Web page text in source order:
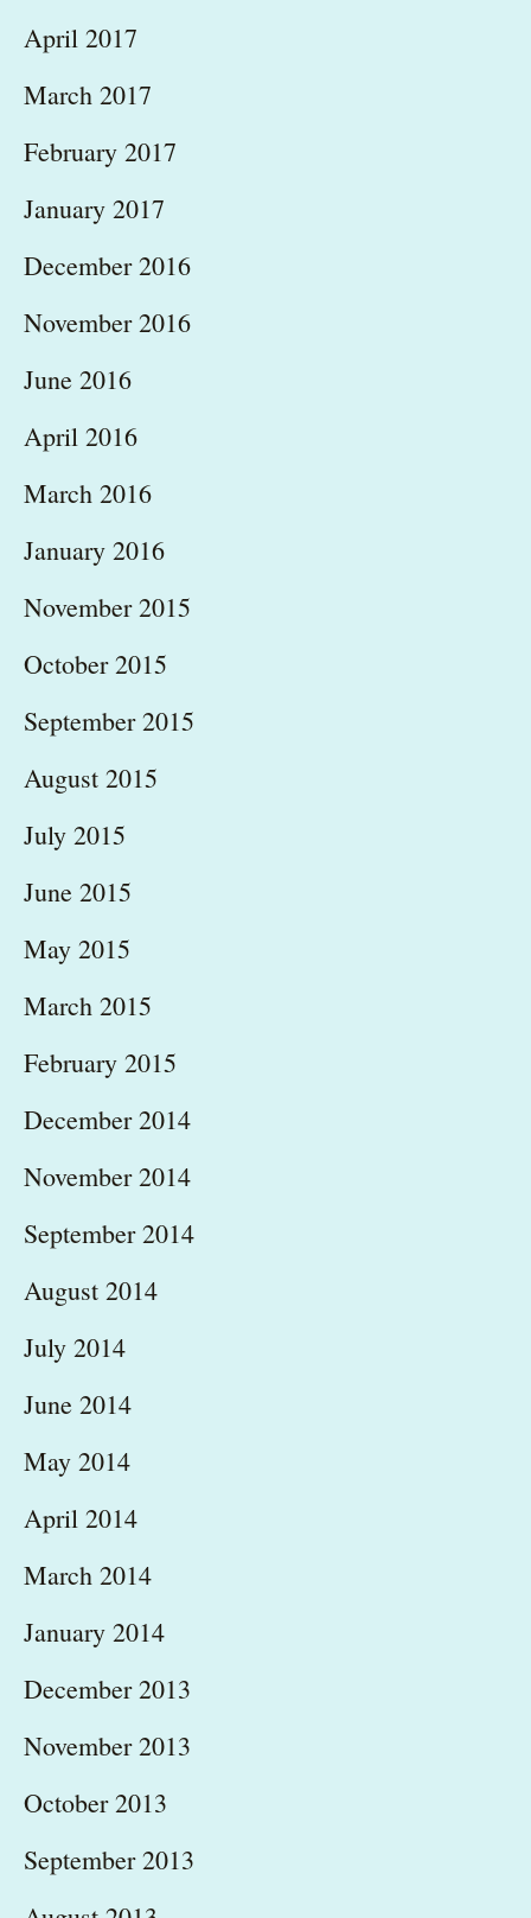
April 2017
March 2017
February 2017
January 2017
December 2016
November 2016
June 2016
April 2016
March 2016
January 2016
November 2015
October 2015
September 2015
August 2015
July 2015
June 2015
May 2015
March 2015
February 2015
December 2014
November 2014
September 2014
August 2014
July 2014
June 2014
May 2014
April 2014
March 2014
January 2014
December 2013
November 2013
October 2013
September 2013